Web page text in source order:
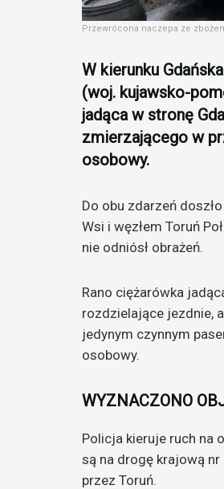
Przewrócona naczepa ze
W kierunku
(woj. kujawsko-
jadąca w stronę
zmierzającego w
osobowy.
Do obu zdarzeń
Wsi i węzłem Toruń
nie odniósł obrażeń.
Rano ciężarówka
rozdzielające jezdnie,
jedynym czynnym
osobowy.
WYZNACZONO
Policja kieruje ruch na
są na drogę krajową
przez Toruń.